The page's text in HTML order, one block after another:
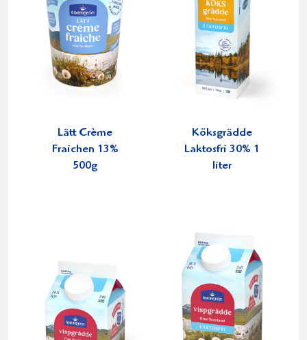
Lätt Crème
Fraichen 13%
500g
Köksgrädde
Laktosfri 30% 1
liter